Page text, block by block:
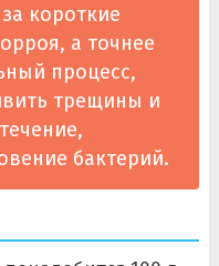
короткие
а точнее
процесс,
трещины и
бактерий.